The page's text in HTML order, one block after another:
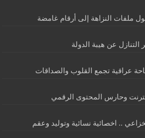
ملفات النزاهة إلى أرقام غامضة
عن هيبة الدولة
عراقية تجمع القلوب والصداقات
وحارس المحتوى الرقمي
.. اخصائية نسائية وتوليد وعقم